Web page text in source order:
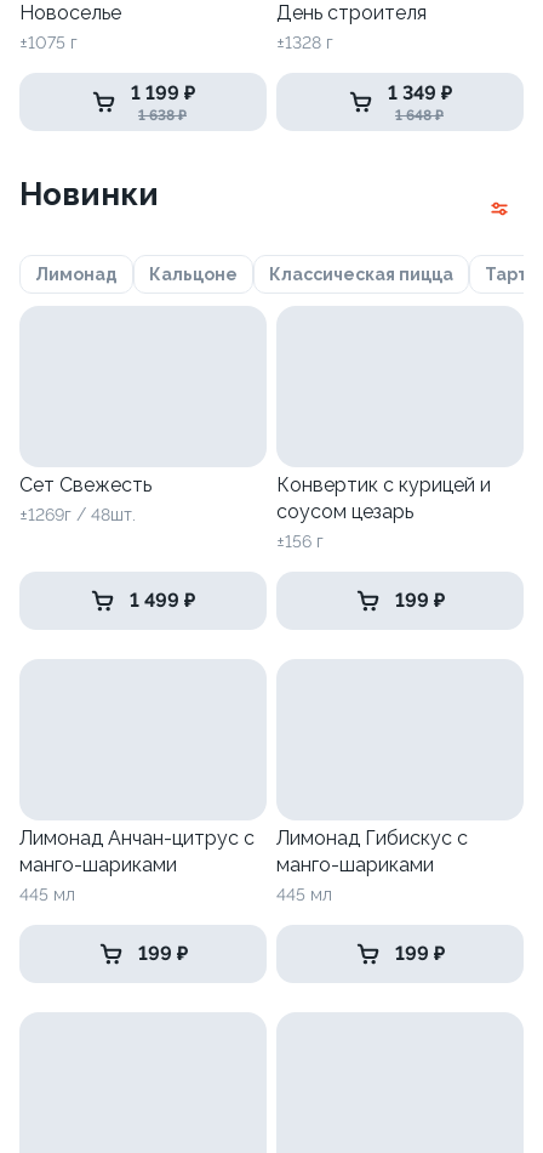
Новоселье
±1075 г
1 199 ₽
1 638 ₽
День строителя
±1328 г
1 349 ₽
1 648 ₽
Новинки
Лимонад Кальцоне Классическая пицца
Сет Свежесть
±1269г / 48шт.
1 499 ₽
Конвертик с курицей и
соусом цезарь
±156 г
199 ₽
Лимонад Анчан-цитрус с
манго-шариками
445 мл
199 ₽
Лимонад Гибискус с
манго-шариками
445 мл
199 ₽